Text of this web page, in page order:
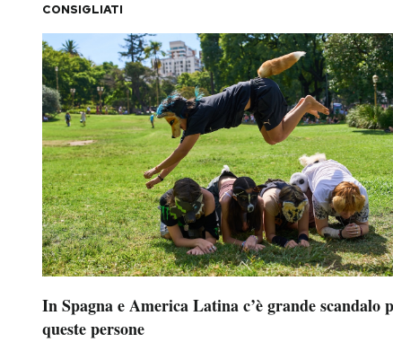
CONSIGLIATI
In Spagna e America Latina c’è grande scandalo
queste persone